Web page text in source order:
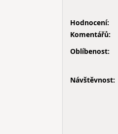
Hodnocení:
Komentářů:
Oblíbenost:
Návštěvnost: